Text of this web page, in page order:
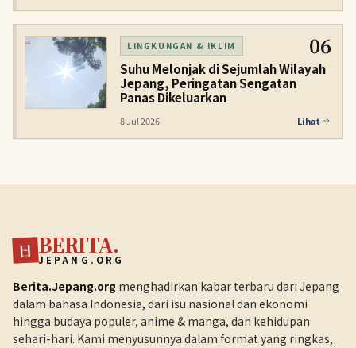
LINGKUNGAN & IKLIM 06
Suhu Melonjak di Sejumlah Wilayah
Jepang, Peringatan Sengatan
Panas Dikeluarkan
8 Jul 2026 Lihat
日 BERITA.
JEPANG.ORG
Berita.Jepang.org menghadirkan kabar terbaru dari Jepang
dalam bahasa Indonesia, dari isu nasional dan ekonomi
hingga budaya populer, anime & manga, dan kehidupan
sehari-hari. Kami menyusunnya dalam format yang ringkas,